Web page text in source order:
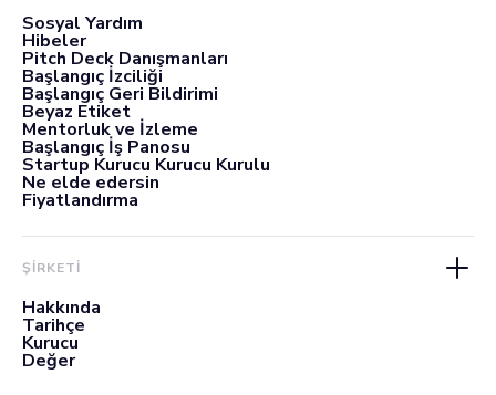
Sosyal Yardım
Hibeler
Pitch Deck Danışmanları
Başlangıç İzciliği
Başlangıç Geri Bildirimi
Beyaz Etiket
Mentorluk ve İzleme
Başlangıç İş Panosu
Startup Kurucu Kurucu Kurulu
Ne elde edersin
Fiyatlandırma
ŞİRKETİ
Hakkında
Tarihçe
Kurucu
Değer